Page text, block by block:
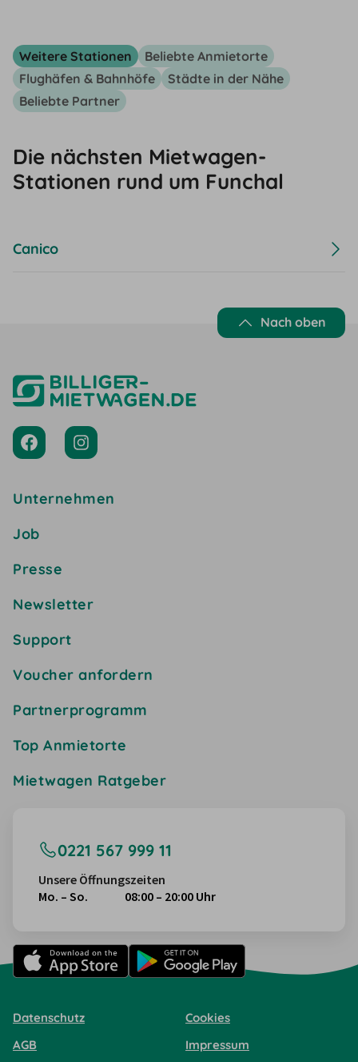
Weitere Stationen
Beliebte Anmietorte
Flughäfen & Bahnhöfe
Städte in der Nähe
Beliebte Partner
Die nächsten Mietwagen-
Stationen rund um Funchal
Canico
Nach oben
Unternehmen
Job
Presse
Newsletter
Support
Voucher anfordern
Partnerprogramm
Top Anmietorte
Mietwagen Ratgeber
0221 567 999 11
Unsere Öffnungszeiten
Mo. – So.
08:00 – 20:00 Uhr
Datenschutz
Cookies
AGB
Impressum